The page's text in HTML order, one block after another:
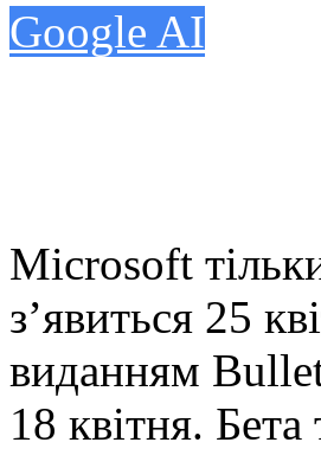
Google AI
Microsoft
з’явиться 25
виданням
18 квітня.